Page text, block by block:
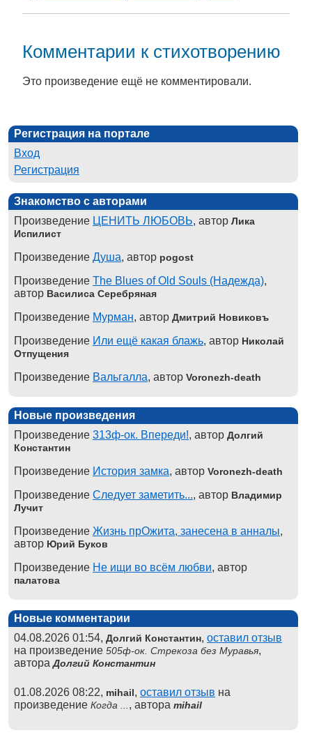
Комментарии к стихотворению
Это произведение ещё не комментировали.
Регистрация на портале
Вход
Регистрация
Знакомство с авторами
Произведение ЦЕНИТЬ ЛЮБОВЬ, автор Лика
Испилист
Произведение Душа, автор pogost
Произведение The Blues of Old Souls (Надежда),
автор Василиса Серебряная
Произведение Мурман, автор Дмитрий Новиковъ
Произведение Или ещё какая блажь, автор Николай
Отпущения
Произведение Вальгалла, автор Voronezh-death
Новые произведения
Произведение 313ф-ок. Впереди!, автор Долгий
Константин
Произведение История замка, автор Voronezh-death
Произведение Следует заметить..., автор Владимир
Лучит
Произведение Жизнь прОжита, занесена в анналы,
автор Юрий Буков
Произведение Не ищи во всём любви, автор
палатова
Новые комментарии
04.08.2026 01:54, Долгий Константин, оставил отзыв
на произведение 505ф-ок. Стрекоза без Муравья,
автораДолгий Константин
01.08.2026 08:22, mihail, оставил отзыв на
произведение Когда ... , автора mihail